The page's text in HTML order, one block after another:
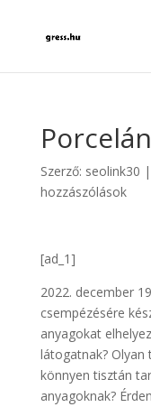
Szerző: seolink30 |
hozzászólások
[ad_1]
2022. december
csempézésére
anyagokat
látogatnak? Olyan
könnyen tisztán
anyagoknak?